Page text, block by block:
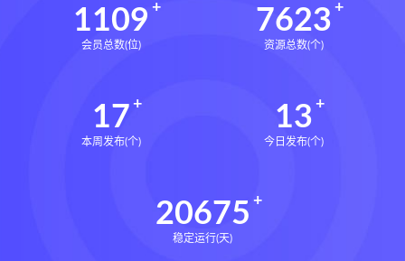
1109
会员总数(位)
7623
资源总数(个)
17
本周发布(个)
13
今日发布(个)
20675
稳定运行(天)